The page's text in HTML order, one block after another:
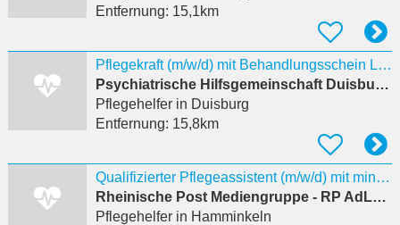
Entfernung: 15,1km
Pflegekraft (m/w/d) mit Behandlungsschein LG1 & LG2
Psychiatrische Hilfsgemeinschaft Duisburg gGmbH
Pflegehelferin Duisburg
Entfernung: 15,8km
Qualifizierter Pflegeassistent (m/w/d) mit mind. einjähriger Ausbildung im Pflegeheim Hamminkeln
Rheinische Post Mediengruppe - RP AdLog GmbH - Rhei­nisch-ber­gi­sche Ver­la
Pflegehelferin Hamminkeln